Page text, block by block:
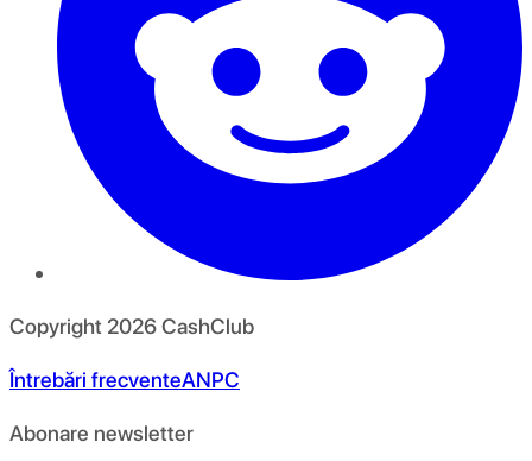
Copyright 2026CashClub
Întrebări frecventeANPC
Abonare newsletter